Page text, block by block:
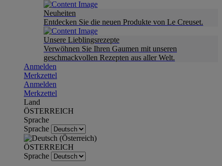
Neuheiten
Entdecken Sie die neuen Produkte von Le Creuset.
Unsere Lieblingsrezepte
Verwöhnen Sie Ihren Gaumen mit unseren
geschmackvollen Rezepten aus aller Welt.
Anmelden
Merkzettel
Anmelden
Merkzettel
Land
ÖSTERREICH
Sprache
Sprache
ÖSTERREICH
Sprache